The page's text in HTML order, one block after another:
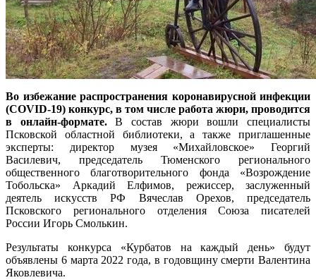
Во избежание распространения коронавирусной инфекции
(COVID-19) конкурс, в том числе работа жюри, проводится
в онлайн-формате.В состав жюри вошли специалисты
Псковской областной библиотеки, а также приглашенные
эксперты:
директор музея «Михайловское» Георгий
Василевич, председатель Тюменского регионального
общественного благотворительного фонда «Возрождение
Тобольска» Аркадий Елфимов, режиссер, заслуженный
деятель искусств РФ Вячеслав Орехов, председатель
Псковского регионального отделения Союза писателей
России Игорь Смолькин.
Результаты конкурса «Курбатов на каждый день» будут
объявлены 6 марта 2022 года, в годовщину смерти Валентина
Яковлевича.